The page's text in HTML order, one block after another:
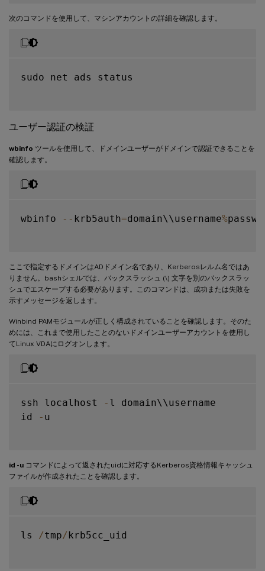
次のコマンドを使用して、マシンアカウントの詳細を確認します。
sudo net ads status
ユーザー認証の検証
wbinfo ツールを使用して、ドメインユーザーがドメインで認証できることを
確認します。
wbinfo -- krb5auth=domain\\username%
ここで指定するドメインはADドメイン名であり、Kerberosレルム名ではあ
りません。bashシェルでは、バックスラッシュ (\) 文字を別のバックスラッ
シュでエスケープする必要があります。このコマンドは、成功または失敗を
示すメッセージを返します。
Winbind PAMモジュールが正しく構成されていることを確認します。そのた
めには、これまで使用したことのないドメインユーザーアカウントを使用し
てLinux VDAにログオンします。
ssh localhost - l domain\\username
id
- u
id -u コマンドによって返されたuidに対応するKerberos資格情報キャッシュ
ファイルが作成されたことを確認します。
ls /tmp/ krb5cc_uid